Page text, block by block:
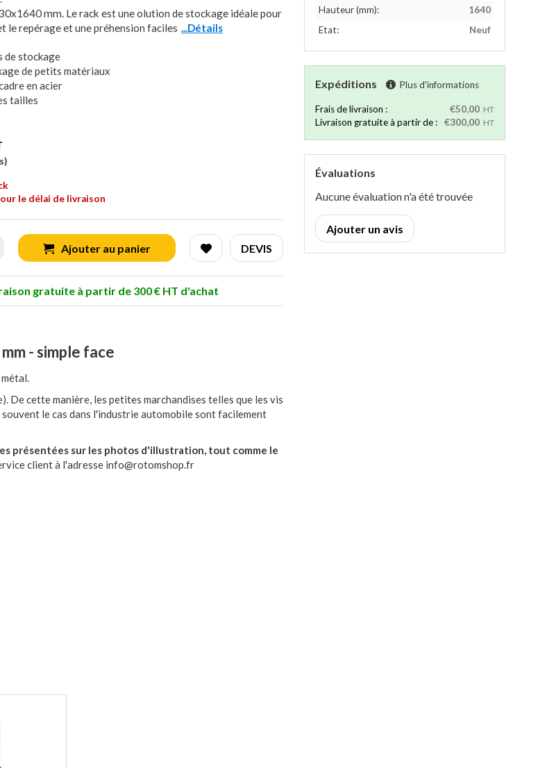
mm. Le rack est une olution de stockage idéale pour
le repérage et une préhension faciles ...Détails
de stockage
de petits matériaux
en acier
tailles
le délai de livraison
Ajouter au panier DEVIS
gratuite à partir de 300 € HT d'achat
- simple face
cette manière, les petites marchandises telles que les vis
le cas dans l'industrie automobile sont facilement
présentées sur les photos d'illustration, tout comme le
client à l'adresse info@rotomshop.fr
Hauteur (mm):
1640
Etat:
Neuf
Expéditions Plus d'informations
Frais de livraison : €50,00 HT
Livraison gratuite à partir de : €300,00 HT
Évaluations
Aucune évaluation n'a été trouvée
Ajouter un avis